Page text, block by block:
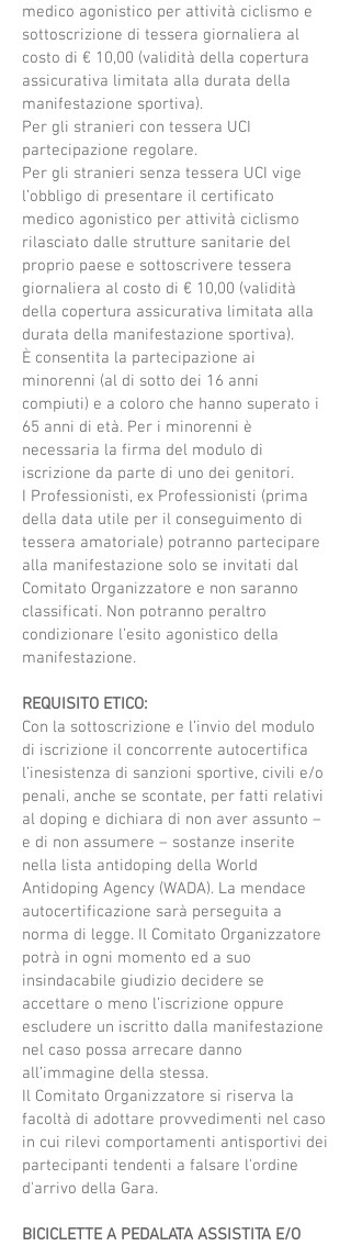
medico agonistico per attività ciclismo e
sottoscrizione di tessera giornaliera al
costo di € 10,00 (validità della copertura
assicurativa limitata alla durata della
manifestazione sportiva).
Per gli stranieri con tessera UCI
partecipazione regolare.
Per gli stranieri senza tessera UCI vige
l’obbligo di presentare il certificato
medico agonistico per attività ciclismo
rilasciato dalle strutture sanitarie del
proprio paese e sottoscrivere tessera
giornaliera al costo di € 10,00 (validità
della copertura assicurativa limitata alla
durata della manifestazione sportiva).
È consentita la partecipazione ai
minorenni (al di sotto dei 16 anni
compiuti) e a coloro che hanno superato i
65 anni di età. Per i minorenni è
necessaria la firma del modulo di
iscrizione da parte di uno dei genitori.
I Professionisti, ex Professionisti (prima
della data utile per il conseguimento di
tessera amatoriale) potranno partecipare
alla manifestazione solo se invitati dal
Comitato Organizzatore e non saranno
classificati. Non potranno peraltro
condizionare l’esito agonistico della
manifestazione.
REQUISITO ETICO:
Con la sottoscrizione e l’invio del modulo
di iscrizione il concorrente autocertifica
l’inesistenza di sanzioni sportive, civili e/o
penali, anche se scontate, per fatti relativi
al doping e dichiara di non aver assunto –
e di non assumere – sostanze inserite
nella lista antidoping della World
Antidoping Agency (WADA). La mendace
autocertificazione sarà perseguita a
norma di legge. Il Comitato Organizzatore
potrà in ogni momento ed a suo
insindacabile giudizio decidere se
accettare o meno l’iscrizione oppure
escludere un iscritto dalla manifestazione
nel caso possa arrecare danno
all’immagine della stessa.
Il Comitato Organizzatore si riserva la
facoltà di adottare provvedimenti nel caso
in cui rilevi comportamenti antisportivi dei
partecipanti tendenti a falsare l'ordine
d'arrivo della Gara.
BICICLETTE A PEDALATA ASSISTITA E/O